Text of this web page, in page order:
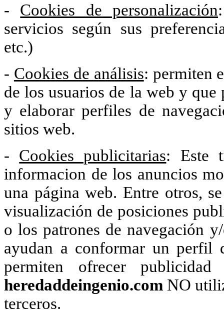
- Cookies de personalización
servicios según sus
etc.)
- Cookies de análisis: permiten
de los usuarios de la web y
y elaborar perfiles de
sitios web.
- Cookies publicitarias: Este
informacion de los anuncios
una página web. Entre otros,
visualización de posiciones
o los patrones de navegación
ayudan a conformar un perfil
permiten ofrecer
heredaddeingenio.com NO
terceros.